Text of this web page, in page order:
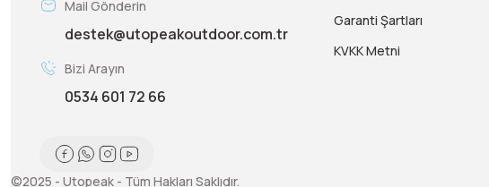
Mail Gönderin
destek@utopeakoutdoor.com.tr
Bizi Arayın
0534 601 72 66
Garanti Şartları
KVKK Metni
©2025 - Utopeak - Tüm Hakları Saklıdır.